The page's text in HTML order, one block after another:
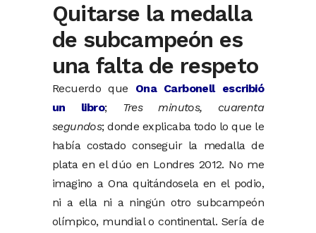
Quitarse la medalla
de subcampeón es
una falta de respeto
Recuerdo que Ona Carbonell escribió
un libro; Tres minutos, cuarenta
segundos; donde explicaba todo lo que le
había costado conseguir la medalla de
plata en el dúo en Londres 2012. No me
imagino a Ona quitándosela en el podio,
ni a ella ni a ningún otro subcampeón
olímpico, mundial o continental. Sería de